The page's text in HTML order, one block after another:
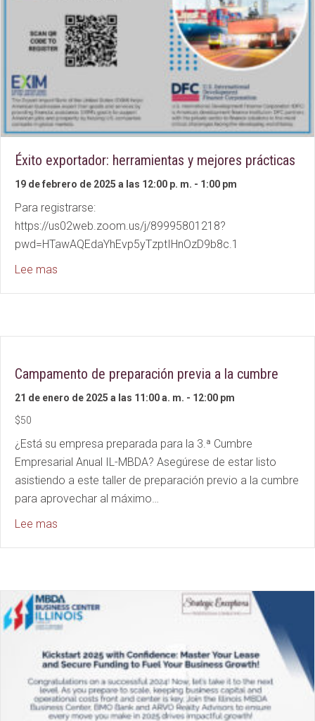
Éxito exportador: herramientas y mejores prácticas
19 de febrero de 2025 a las 12:00 p. m. - 1:00 pm
Para registrarse:
https://us02web.zoom.us/j/89995801218?
pwd=HTawAQEdaYhEvp5yTzptIHnOzD9b8c.1
Lee mas
Campamento de preparación previa a la cumbre
21 de enero de 2025 a las 11:00 a. m. - 12:00 pm
$50
¿Está su empresa preparada para la 3.ª Cumbre
Empresarial Anual IL-MBDA? Asegúrese de estar listo
asistiendo a este taller de preparación previo a la cumbre
para aprovechar al máximo…
Lee mas